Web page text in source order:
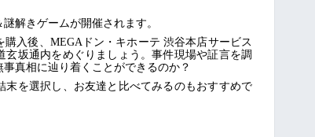
解きゲームが開催されます。
入後、MEGAドン・キホーテ 渋谷本店サービス
玄坂通内をめぐりましょう。事件現場や証言を調
真相に辿り着くことができるのか？
末を選択し、お友達と比べてみるのもおすすめで